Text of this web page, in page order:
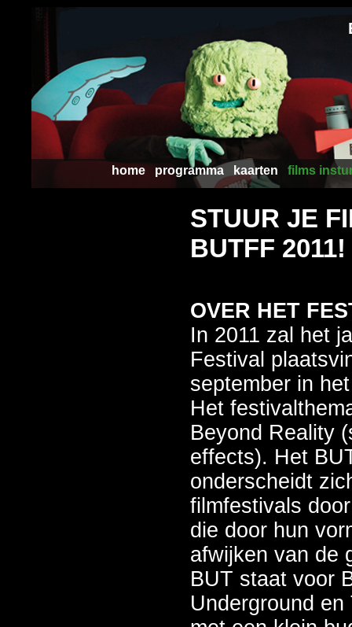
home programma kaarten films
STUUR JE
BUTFF 2011!
OVER HET
In 2011 zal het
Festival
september in
Het
Beyond Reality
effects). Het
onderscheidt
filmfestivals
die door hun
afwijken van de
BUT staat voor
Underground en